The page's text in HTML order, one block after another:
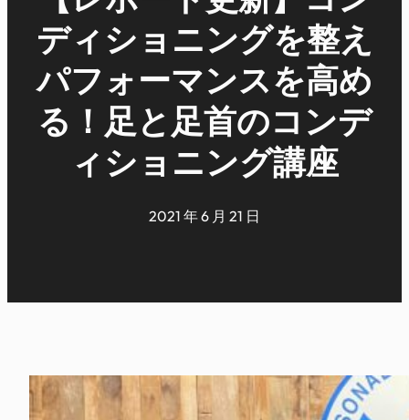
ディショニングを整え
パフォーマンスを高め
る！足と足首のコンデ
ィショニング講座
2021 年 6 月 21 日